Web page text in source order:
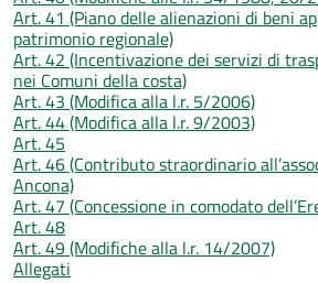
Art. 41 (Piano delle alienazioni di beni
patrimonio regionale)
Art. 42 (Incentivazione dei servizi di
nei Comuni della costa)
Art. 43 (Modifica alla l.r. 5/2006)
Art. 44 (Modifica alla l.r. 9/2003)
Art. 45
Art. 46 (Contributo straordinario
Ancona)
Art. 47 (Concessione in comodato
Art. 48
Art. 49 (Modifiche alla l.r. 14/2007)
Allegati